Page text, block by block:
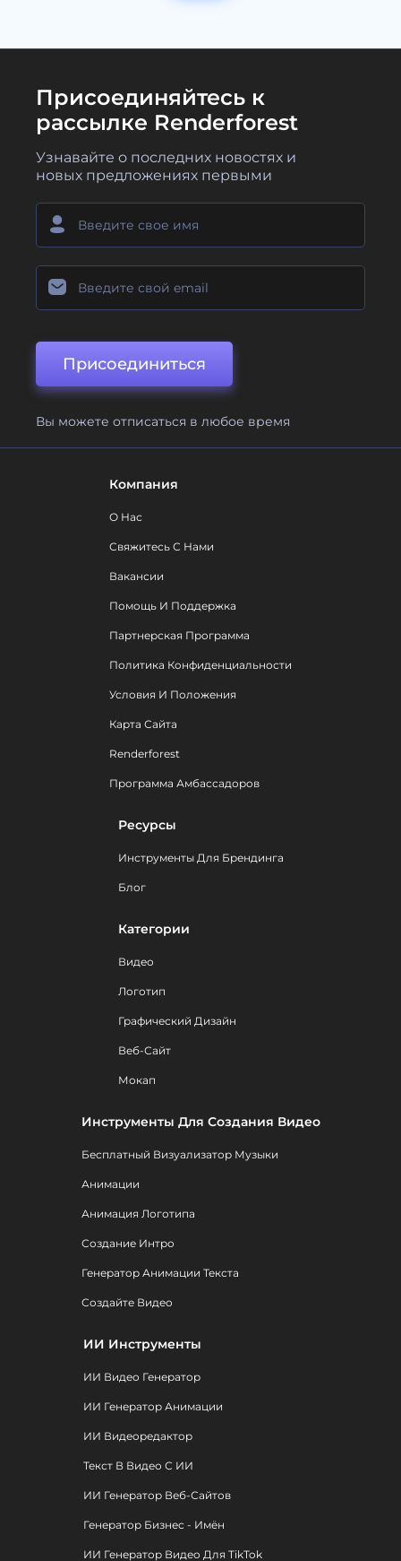
Присоединяйтесь к
рассылке Renderforest
Узнавайте о последних новостях и
новых предложениях первыми
Присоединиться
Вы можете отписаться в любое время
Компания
О Нас
Свяжитесь С Нами
Вакансии
Помощь И Поддержка
Партнерская Программа
Политика Конфиденциальности
Условия И Положения
Карта Сайта
Renderforest
Программа Амбассадоров
Ресурсы
Инструменты Для Брендинга
Блог
Категории
Видео
Логотип
Графический Дизайн
Веб-Сайт
Мокап
Инструменты Для Создания Видео
Бесплатный Визуализатор Музыки
Анимации
Анимация Логотипа
Создание Интро
Генератор Анимации Текста
Создайте Видео
ИИ Инструменты
ИИ Видео Генератор
ИИ Генератор Анимации
ИИ Видеоредактор
Текст В Видео С ИИ
ИИ Генератор Веб-Сайтов
Генератор Бизнес - Имён
ИИ Генератор Видео Для TikTok